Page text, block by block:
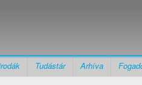
Tudástár Arhíva